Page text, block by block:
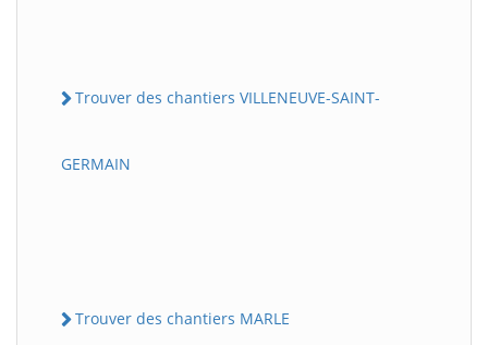
Trouver des chantiers VILLENEUVE-SAINT-
GERMAIN
Trouver des chantiers MARLE